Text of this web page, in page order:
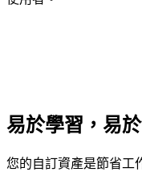
易於學習，易
您的自訂資產是節省工